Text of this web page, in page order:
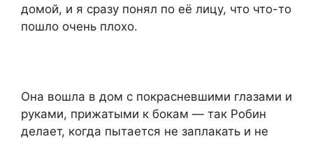
домой, и я сразу понял по её лицу, что что-то
пошло очень плохо.
Она вошла в дом с покрасневшими глазами и
руками, прижатыми к бокам — так Робин
делает, когда пытается не заплакать и не